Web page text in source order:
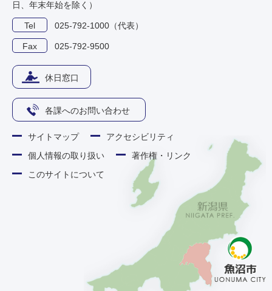
日、年末年始を除く）
Tel 025-792-1000（代表）
Fax 025-792-9500
休日窓口
各課へのお問い合わせ
サイトマップ
アクセシビリティ
個人情報の取り扱い
著作権・リンク
このサイトについて